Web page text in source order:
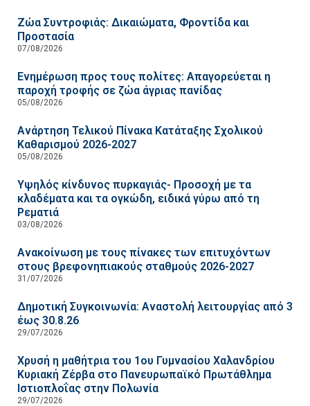
Ζώα Συντροφιάς: Δικαιώματα, Φροντίδα και
Προστασία
07/08/2026
Ενημέρωση προς τους πολίτες: Απαγορεύεται η
παροχή τροφής σε ζώα άγριας πανίδας
05/08/2026
Ανάρτηση Τελικού Πίνακα Κατάταξης Σχολικού
Καθαρισμού 2026-2027
05/08/2026
Υψηλός κίνδυνος πυρκαγιάς- Προσοχή με τα
κλαδέματα και τα ογκώδη, ειδικά γύρω από τη
Ρεματιά
03/08/2026
Ανακοίνωση με τους πίνακες των επιτυχόντων
στους βρεφονηπιακούς σταθμούς 2026-2027
31/07/2026
Δημοτική Συγκοινωνία: Αναστολή λειτουργίας από 3
έως 30.8.26
29/07/2026
Χρυσή η μαθήτρια του 1ου Γυμνασίου Χαλανδρίου
Κυριακή Ζέρβα στο Πανευρωπαϊκό Πρωτάθλημα
Ιστιοπλοΐας στην Πολωνία
29/07/2026